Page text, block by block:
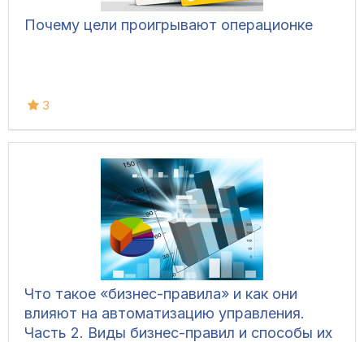
Почему цели проигрывают операционке
3
Что такое «бизнес-правила» и как они
влияют на автоматизацию управления.
Часть 2. Виды бизнес-правил и способы их